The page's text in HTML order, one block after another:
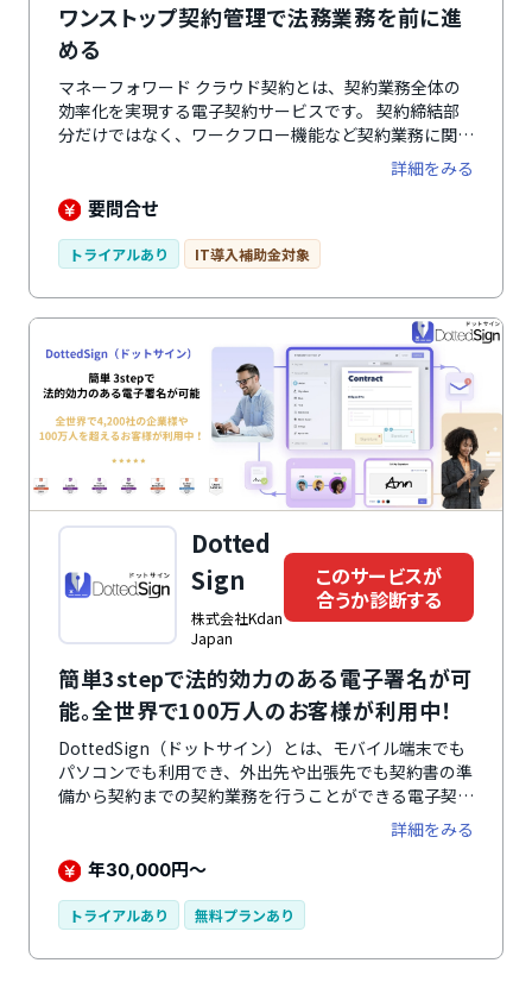
ワンストップ契約管理で法務業務を前に進
める
マネーフォワード クラウド契約とは、契約業務全体の
効率化を実現する電子契約サービスです。 契約締結部
分だけではなく、ワークフロー機能など契約業務に関わ
る高度な機能も標準機能として含まれているため、契約
書作成から、社内の押印申請、契約締結、契約管理・保
管まで、マネーフォワード クラウド契約ひとつで完結
るため、締結方法に関わらず、あらゆる契約書をまとめ
上限設定がないのもメリットです。管理したい契約書が
増えても安心して利用できます。
詳細をみる
要問合せ
トライアルあり IT導入補助金対象
Dotted
Sign
株式会社Kdan
Japan
このサービスが
合うか診断する
簡単3stepで法的効力のある電子署名が可
能。全世界で100万人のお客様が利用中！
DottedSign（ドットサイン）とは、モバイル端末でも
パソコンでも利用でき、外出先や出張先でも契約書の準
備から契約までの契約業務を行うことができる電子契約
システムです。電子で行うため契約書をFAXや相手先へ
持っていく手間が省け、すべての契約作業のステータス
を一元管理ができるので、契約ステータスをリアルタイ
約書、提案書、見積書などをインポートできるので、書
も簡単に署名依頼の振り分けが可能なので、署名タスク
詳細をみる
年30,000円～
トライアルあり 無料プランあり